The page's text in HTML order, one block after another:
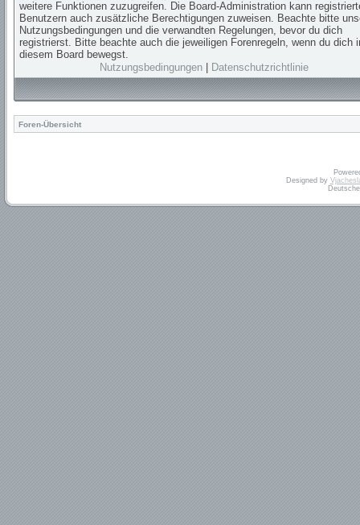
weitere Funktionen zuzugreifen. Die Board-Administration kann
Benutzern auch zusätzliche Berechtigungen zuweisen. Beachte bitte
Nutzungsbedingungen und die verwandten Regelungen, bevor du dich
registrierst. Bitte beachte auch die jeweiligen Forenregeln, wenn du dich
diesem Board bewegst.
Nutzungsbedingungen
Datenschutzrichtlinie
Foren-Übersicht
Designed by